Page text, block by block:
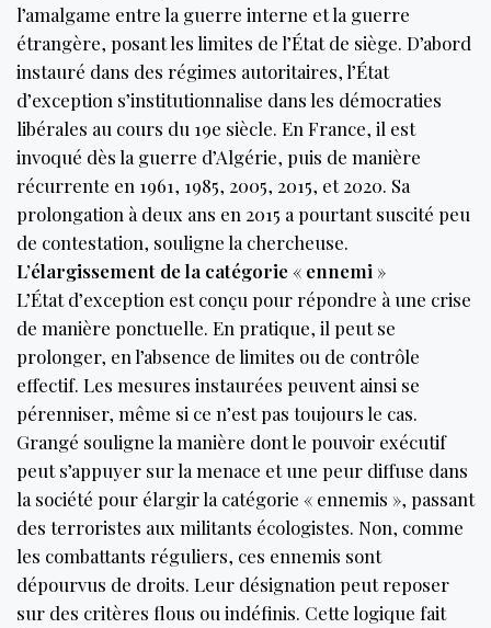
l’amalgame entre la guerre interne et la guerre
étrangère, posant les limites de l’État de siège. D’abord
instauré dans des régimes autoritaires, l’État
d’exception s’institutionnalise dans les démocraties
libérales au cours du 19e siècle. En France, il est
invoqué dès la guerre d’Algérie, puis de manière
récurrente en 1961, 1985, 2005, 2015, et 2020. Sa
prolongation à deux ans en 2015 a pourtant suscité peu
de contestation, souligne la chercheuse.
L’élargissement de la catégorie« ennemi »
L’État d’exception est conçu pour répondre à une crise
de manière ponctuelle. En pratique, il peut se
prolonger, en l’absence de limites ou de contrôle
effectif. Les mesures instaurées peuvent ainsi se
pérenniser, même si ce n’est pas toujours le cas.
Grangé souligne la manière dont le pouvoir exécutif
peut s’appuyer sur la menace et une peur diffuse dans
la société pour élargir la catégorie « ennemis », passant
des terroristes aux militants écologistes. Non, comme
les combattants réguliers, ces ennemis sont
dépourvus de droits. Leur désignation peut reposer
sur des critères flous ou indéfinis. Cette logique fait